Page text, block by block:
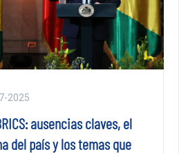
2025
ausencias claves, el
del país y los temas que